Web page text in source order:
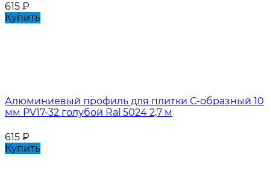
615 ₽
Купить
Алюминиевый профиль для плитки С-образный 10
мм PV17-32 голубой Ral 5024 2,7 м
615 ₽
Купить